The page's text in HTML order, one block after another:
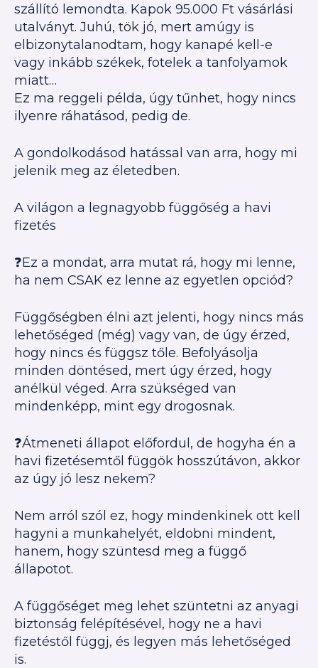
szállító lemondta. Kapok 95.000 Ft vásárlási
utalványt. Juhú, tök jó, mert amúgy is
elbizonytalanodtam, hogy kanapé kell-e
vagy inkább székek, fotelek a tanfolyamok
miatt…
Ez ma reggeli példa, úgy tűnhet, hogy nincs
ilyenre ráhatásod, pedig de.
A gondolkodásod hatással van arra, hogy mi
jelenik meg az életedben.
A világon a legnagyobb függőség a havi
fizetés
❓Ez a mondat, arra mutat rá, hogy mi lenne,
ha nem CSAK ez lenne az egyetlen opciód?
Függőségben élni azt jelenti, hogy nincs más
lehetőséged (még) vagy van, de úgy érzed,
hogy nincs és függsz tőle. Befolyásolja
minden döntésed, mert úgy érzed, hogy
anélkül véged. Arra szükséged van
mindenképp, mint egy drogosnak.
❓Átmeneti állapot előfordul, de hogyha én a
havi fizetésemtől függök hosszútávon, akkor
az úgy jó lesz nekem?
Nem arról szól ez, hogy mindenkinek ott kell
hagyni a munkahelyét, eldobni mindent,
hanem, hogy szüntesd meg a függő
állapotot.
A függőséget meg lehet szüntetni az anyagi
biztonság felépítésével, hogy ne a havi
fizetéstől függj, és legyen más lehetőséged
is.